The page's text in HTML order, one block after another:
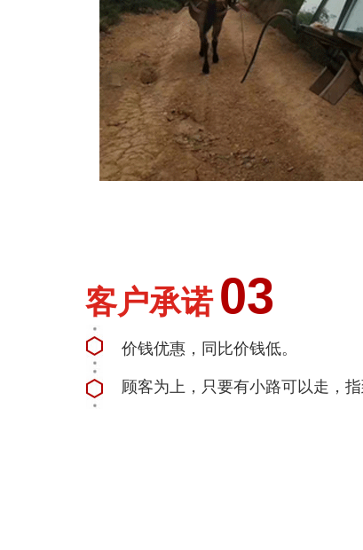
客户承诺 03
价钱优惠，同比价钱低。
顾客为上，只要有小路可以走，指